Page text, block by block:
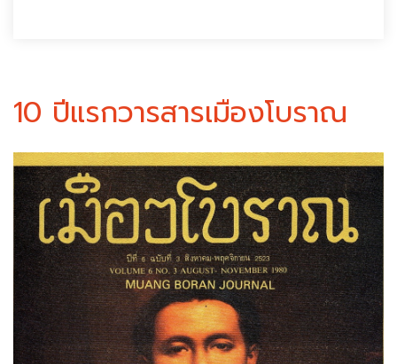
10 ปีแรกวารสารเมืองโบราณ